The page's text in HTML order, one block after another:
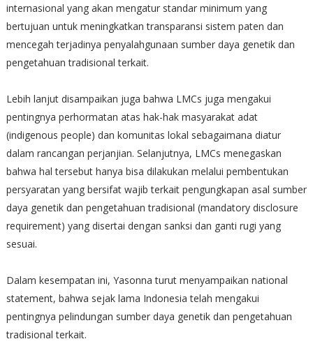
internasional yang akan mengatur standar minimum yang
bertujuan untuk meningkatkan transparansi sistem paten dan
mencegah terjadinya penyalahgunaan sumber daya genetik dan
pengetahuan tradisional terkait.
Lebih lanjut disampaikan juga bahwa LMCs juga mengakui
pentingnya perhormatan atas hak-hak masyarakat adat
(indigenous people) dan komunitas lokal sebagaimana diatur
dalam rancangan perjanjian. Selanjutnya, LMCs menegaskan
bahwa hal tersebut hanya bisa dilakukan melalui pembentukan
persyaratan yang bersifat wajib terkait pengungkapan asal sumber
daya genetik dan pengetahuan tradisional (mandatory disclosure
requirement) yang disertai dengan sanksi dan ganti rugi yang
sesuai.
Dalam kesempatan ini, Yasonna turut menyampaikan national
statement, bahwa sejak lama Indonesia telah mengakui
pentingnya pelindungan sumber daya genetik dan pengetahuan
tradisional terkait.